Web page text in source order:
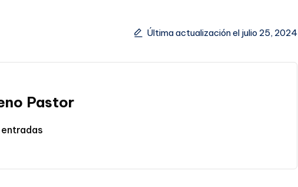
Última actualización el julio 25, 2024
Pastor